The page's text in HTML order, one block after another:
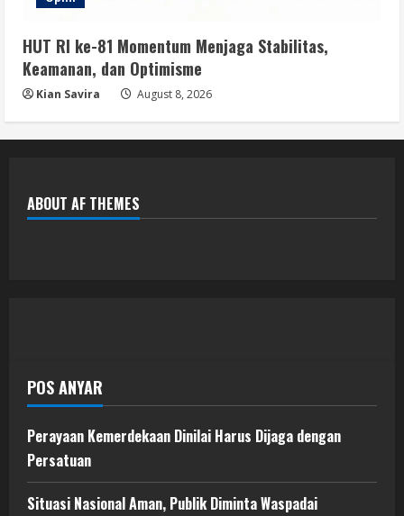
HUT RI ke-81 Momentum Menjaga Stabilitas,
Keamanan, dan Optimisme
Kian Savira August 8, 2026
ABOUT AF THEMES
POS ANYAR
Perayaan Kemerdekaan Dinilai Harus Dijaga dengan
Persatuan
Situasi Nasional Aman, Publik Diminta Waspadai